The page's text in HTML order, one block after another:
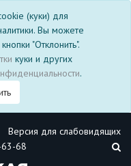
(куки) для
Вы можете
"Отклонить".
куки и других
.
Версия для слабовидящих
68